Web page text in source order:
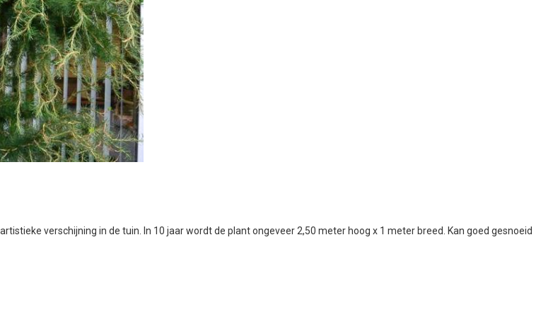
verschijning in de tuin. In 10 jaar wordt de plant ongeveer 2,50 meter hoog x 1 meter breed. Kan goed gesnoeid